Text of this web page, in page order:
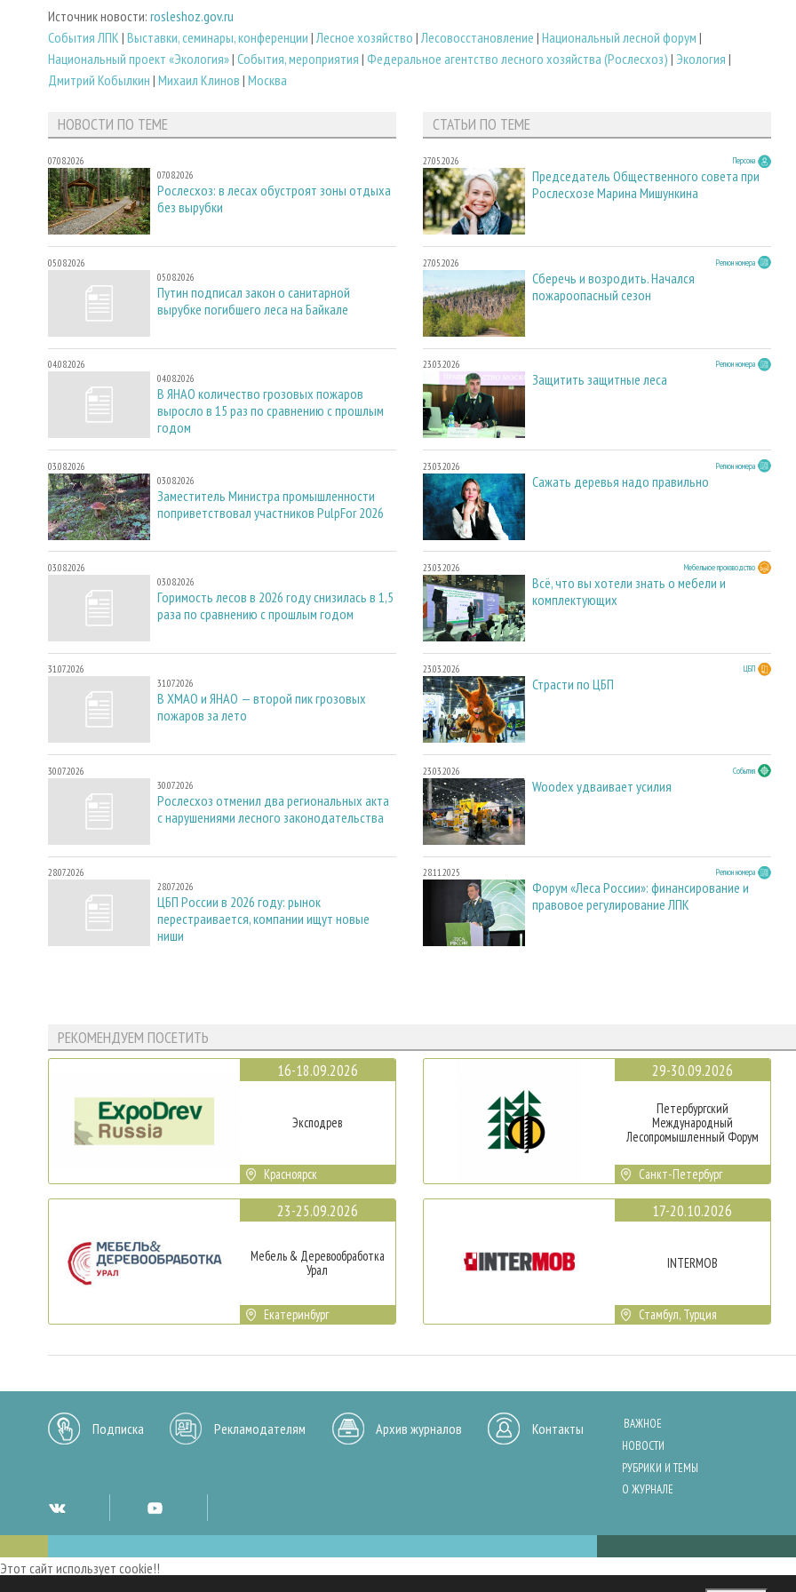
Источник новости: rosleshoz.gov.ru
Cобытия ЛПК | Выставки, семинары, конференции | Лесное хозяйство | Лесовосстановление | Национальный лесной форум |
Национальный проект «Экология»| События, мероприятия | Федеральное агентство лесного хозяйства (Рослесхоз) | Экология |
Дмитрий Кобылкин | Михаил Клинов | Москва
НОВОСТИ ПО ТЕМЕ
07.08.2026
07.08.2026
Рослесхоз: в лесах обустроят зоны отдыха
без вырубки
05.08.2026
05.08.2026
Путин подписал закон о санитарной
вырубке погибшего леса на Байкале
04.08.2026
04.08.2026
В ЯНАО количество грозовых пожаров
выросло в 15 раз по сравнению с прошлым
годом
03.08.2026
03.08.2026
Заместитель Министра промышленности
поприветствовал участников PulpFor 2026
03.08.2026
03.08.2026
Горимость лесов в 2026 году снизилась в 1,5
раза по сравнению с прошлым годом
31.07.2026
31.07.2026
В ХМАО и ЯНАО — второй пик грозовых
пожаров за лето
30.07.2026
30.07.2026
Рослесхоз отменил два региональных акта
с нарушениями лесного законодательства
28.07.2026
28.07.2026
ЦБП России в 2026 году: рынок
перестраивается, компании ищут новые
ниши
СТАТЬИ ПО ТЕМЕ
27.05.2026 Персона
Председатель Общественного совета при
Рослесхозе Марина Мишункина
27.05.2026 Регион номера
Сберечь и возродить. Начался
пожароопасный сезон
23.03.2026 Регион номера
Защитить защитные леса
23.03.2026 Регион номера
Сажать деревья надо правильно
23.03.2026 Мебельное производство
Всё, что вы хотели знать о мебели и
комплектующих
23.03.2026 ЦБП
Страсти по ЦБП
23.03.2026 События
Woodex удваивает усилия
28.11.2025 Регион номера
Форум «Леса России»: финансирование и
правовое регулирование ЛПК
РЕКОМЕНДУЕМ ПОСЕТИТЬ
16-18.09.2026
Эксподрев
Красноярск
23-25.09.2026
Мебель & Деревообработка
Урал
Екатеринбург
29-30.09.2026
Петербургский
Международный
Лесопромышленный Форум
Санкт-Петербург
17-20.10.2026
INTERMOB
Стамбул, Турция
Подписка Рекламодателям Архив журналов Контакты
ВАЖНОЕ
НОВОСТИ
РУБРИКИ И ТЕМЫ
О ЖУРНАЛЕ
Этот сайт использует cookie!!